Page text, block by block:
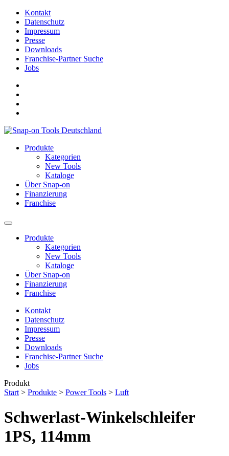
Kontakt
Datenschutz
Impressum
Presse
Downloads
Franchise-Partner Suche
Jobs
Produkte
Kategorien
New Tools
Kataloge
Über Snap-on
Finanzierung
Franchise
Produkte
Kategorien
New Tools
Kataloge
Über Snap-on
Finanzierung
Franchise
Kontakt
Datenschutz
Impressum
Presse
Downloads
Franchise-Partner Suche
Jobs
Produkt
Start > Produkte > Power Tools > Luft
Schwerlast-Winkelschleifer
1PS, 114mm